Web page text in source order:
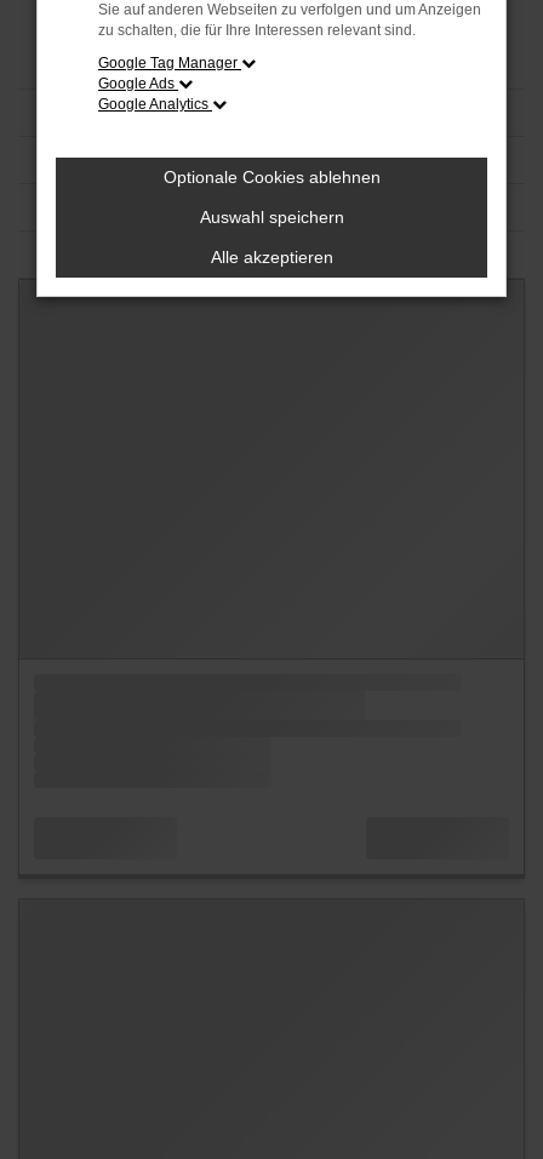
Sie auf anderen Webseiten zu verfolgen und um Anzeigen
zu schalten, die für Ihre Interessen relevant sind.
Google Tag Manager
Google Ads
Google Analytics
Optionale Cookies ablehnen
Auswahl speichern
Alle akzeptieren